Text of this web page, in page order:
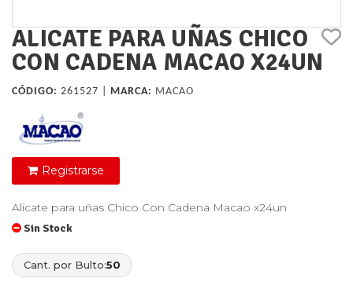
ALICATE PARA UÑAS CHICO
CON CADENA MACAO X24UN
CÓDIGO: 261527 | MARCA: MACAO
Registrarse
Alicate para uñas Chico Con Cadena Macao x24un
Sin Stock
Cant. por Bulto:50